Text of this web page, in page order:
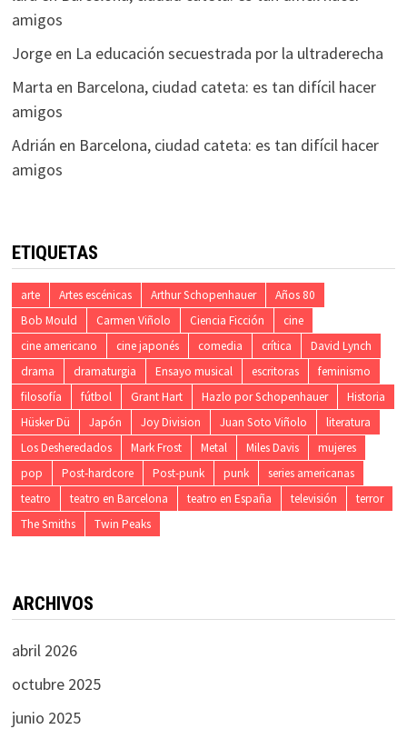
amigos
Jorgeen La educación secuestrada por la ultraderecha
Marta en Barcelona, ciudad cateta: es tan difícil hacer
amigos
Adrián en Barcelona, ciudad cateta: es tan difícil hacer
amigos
ETIQUETAS
arte Artes escénicas Arthur Schopenhauer
Años 80
Bob Mould
Carmen Viñolo Ciencia Ficción
cine
cine americano
cine japonés comedia crítica
David Lynch
drama
dramaturgia Ensayo musical escritoras
feminismo
filosofía
fútbol Grant Hart Hazlo por Schopenhauer
Historia
Hüsker Dü
Japón Joy Division Juan Soto Viñolo
literatura
Los Desheredados
Mark Frost Metal Miles Davis
mujeres
pop
Post-hardcore Post-punk punk
series americanas
teatro
teatro en Barcelona teatro en España televisión
terror
The Smiths
Twin Peaks
ARCHIVOS
abril 2026
octubre 2025
junio 2025